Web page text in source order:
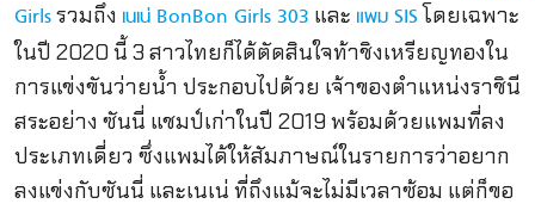
Girlsรวมถึง เนเน่ BonBon Girls 303 และ แพม SISโดยเฉพาะ
ในปี 2020 นี้ 3 สาวไทยก็ได้ตัดสินใจท้าชิงเหรียญทองใน
การแข่งขันว่ายน้ำ ประกอบไปด้วย เจ้าของตำแหน่งราชินี
สระอย่าง ซันนี่ แชมป์เก่าในปี 2019 พร้อมด้วยแพมที่ลง
ประเภทเดี่ยว ซึ่งแพมได้ให้สัมภาษณ์ในรายการว่าอยาก
ลงแข่งกับซันนี่ และเนเน่ ที่ถึงแม้จะไม่มีเวลาซ้อม แต่ก็ขอ